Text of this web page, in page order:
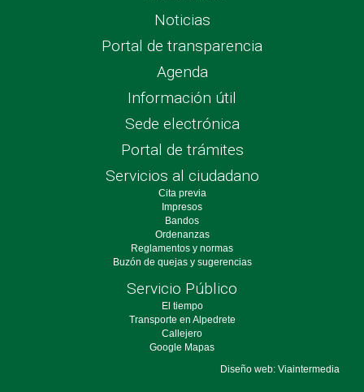
Noticias
Portal de transparencia
Agenda
Información útil
Sede electrónica
Portal de trámites
Servicios al ciudadano
Cita previa
Impresos
Bandos
Ordenanzas
Reglamentos y normas
Buzón de quejas y sugerencias
Servicio Público
El tiempo
Transporte en Alpedrete
Callejero
Google Mapas
Diseño web: Viaintermedia